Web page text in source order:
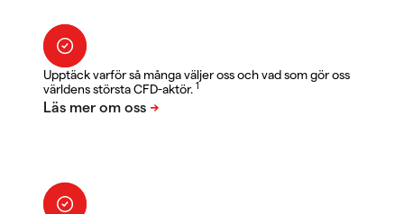
Upptäck varför så många väljer oss och vad som gör oss
världens största CFD-aktör. 1